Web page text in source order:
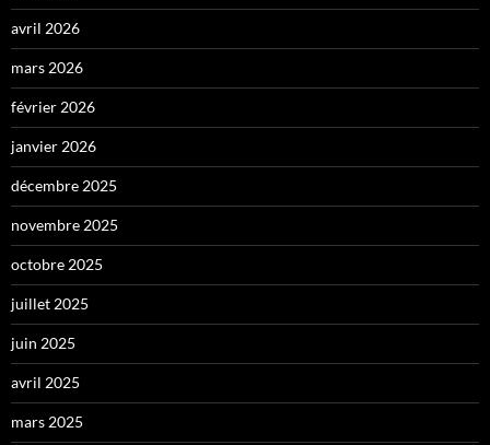
avril 2026
mars 2026
février 2026
janvier 2026
décembre 2025
novembre 2025
octobre 2025
juillet 2025
juin 2025
avril 2025
mars 2025